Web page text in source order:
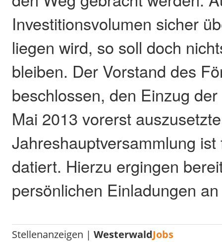
Investitionsvolumen sicher
liegen wird, so soll doch
bleiben. Der Vorstand des
beschlossen, den Einzug
Mai 2013 vorerst
Jahreshauptversammlung
datiert. Hierzu ergingen
persönlichen Einladungen
Stellenanzeigen |WesterwaldJobs